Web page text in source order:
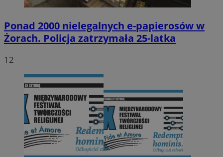
Ponad 2000 nielegalnych e-papierosów w
Żorach. Policja zatrzymała 25-latka
12